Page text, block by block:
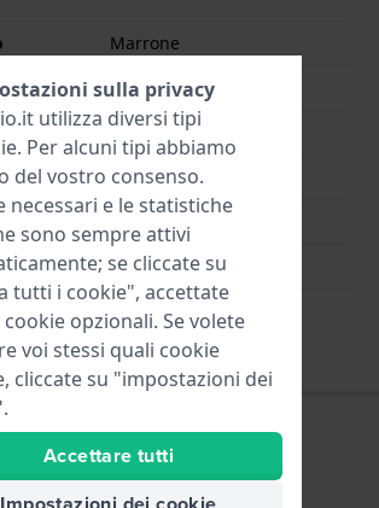
Marrone
Fibbia
Oro
Superiore
70 mm
Inferiore
Perni a molla
sulla privacy
utilizza diversi tipi
. Per alcuni tipi abbiamo
del vostro consenso.
necessari e le statistiche
sono sempre attivi
se cliccate su
tutti i cookie", accettate
opzionali. Se volete
voi stessi quali cookie
cliccate su "impostazioni dei
Accettare tutti